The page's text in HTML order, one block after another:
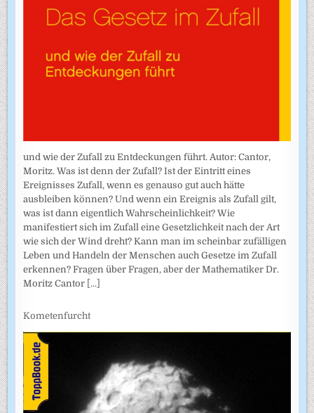
und wie der Zufall zu Entdeckungen führt. Autor: Cantor,
Moritz. Was ist denn der Zufall? Ist der Eintritt eines
Ereignisses Zufall, wenn es genauso gut auch hätte
ausbleiben können? Und wenn ein Ereignis als Zufall gilt,
was ist dann eigentlich Wahrscheinlichkeit? Wie
manifestiert sich im Zufall eine Gesetzlichkeit nach der Art
wie sich der Wind dreht? Kann man im scheinbar zufälligen
Leben und Handeln der Menschen auch Gesetze im Zufall
erkennen? Fragen über Fragen, aber der Mathematiker Dr.
Moritz Cantor [...]
Kometenfurcht